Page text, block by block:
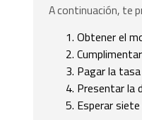
A continuación, te
Obtener el
Pagar la
Presentar la
Esperar